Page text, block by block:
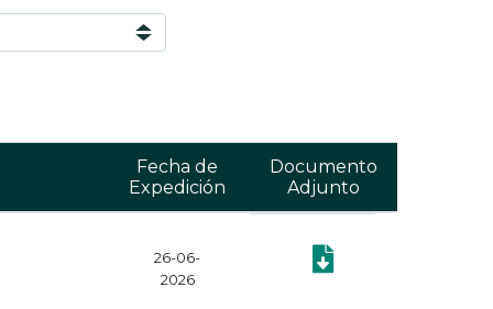
Fecha de
Expedición
Documento
Adjunto
26-06-
2026
Documento: Plan Anual